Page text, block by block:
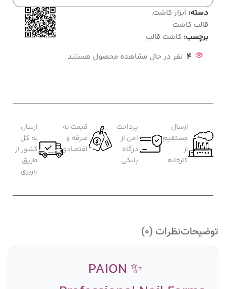
دسته: ابزار کاشت,
قالب کاشت
برچسب: کاشت قالب
4 نفر در حال مشاهده محصول هستند
ارسال
مستقیم
از
کارخانه
پرداخت
امن از
درگاه
بانکی
قیمت به
صرفه و
اقتصادی
ارسال
به کل
کشور از
طریق
باربری
توضیحاتنظرات (0)
✨ PAION